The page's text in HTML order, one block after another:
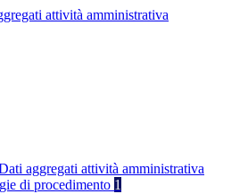
attività amministrativa
aggregati attività amministrativa
di procedimento 1